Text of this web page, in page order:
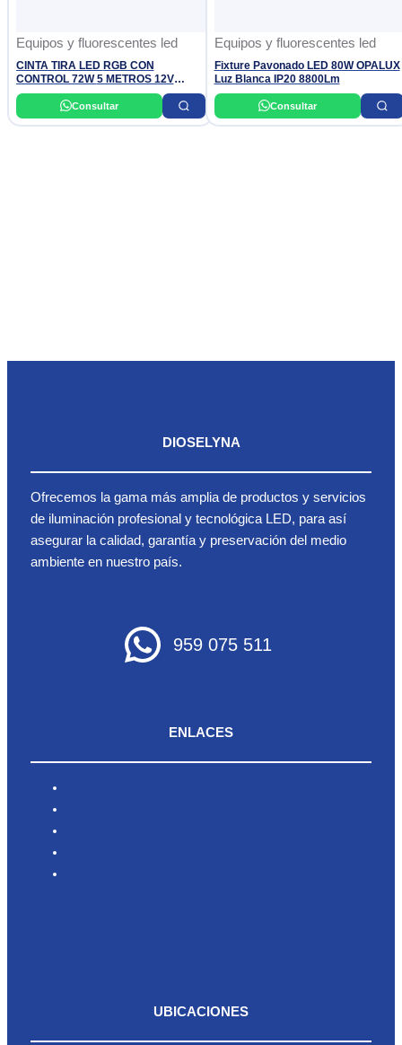
Equipos y fluorescentes led
CINTA TIRA LED RGB CON
CONTROL 72W 5 METROS 12V
DIXON
Consultar
Equipos y fluorescentes led
Fixture Pavonado LED 80W OPALUX
Luz Blanca IP20 8800Lm
Consultar
DIOSELYNA
Ofrecemos la gama más amplia de productos y servicios
de iluminación profesional y tecnológica LED, para así
asegurar la calidad, garantía y preservación del medio
ambiente en nuestro país.
959 075 511
ENLACES
UBICACIONES